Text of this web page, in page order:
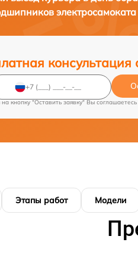
электросамоката
консультация
кнопку "Оставить заявку" Вы соглашаетесь
Этапы работ Модели